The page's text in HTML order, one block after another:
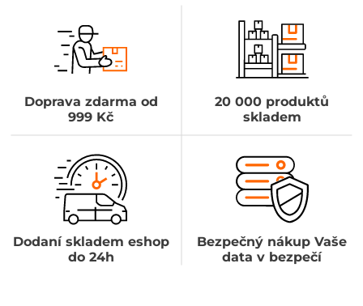
Doprava zdarma od
999 Kč
20 000 produktů
skladem
Dodaní skladem eshop
do 24h
Bezpečný nákup Vaše
data v bezpečí